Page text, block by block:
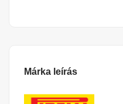
Márka leírás